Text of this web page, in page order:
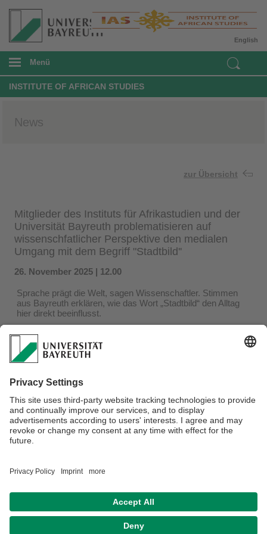
English
Menü
INSTITUTE OF AFRICAN STUDIES
News
zur Übersicht
Mitglieder des Instituts für Afrikastudien und der
Universität Bayreuth problematisieren auf
wissenschfatlicher Perspektive den medialen
Umgang mit dem Begriff "Stadtbild''
26. November 2025 | 12.00
Sprache prägt die Welt, sagen Wissenschaftler. Stimmen
aus Bayreuth erklären, wie das Wort „Stadtbild“ den Alltag
hier direkt beeinflusst.
Wer darf das historische Pflaster Bayreuths Heimat
nennen?
Diese Debatte berührt die Leben der Menschen New York,
fasst Eric Anchimbe die Umtriebigkeit der Deutschen
„Und jetzt stellen Sie sich vor, Sie sind verheiratet und leben
mit Ihren Kindern in Kenia, und bekommen plötzlich gesagt,
Sie seien ein ‚Fleck‘ auf dem Stadtbild“, sagt er weiter.
ausbreiten?“